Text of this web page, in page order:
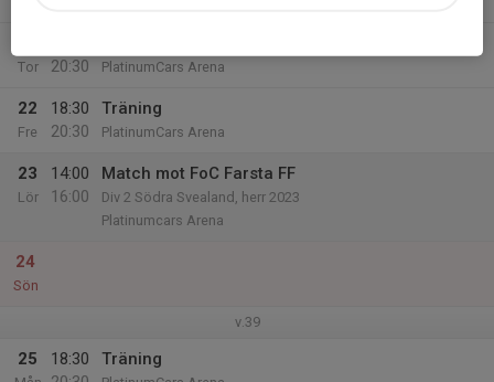
Tor
20:30
PlatinumCars Arena
22
Fre
18:30
20:30
Träning
PlatinumCars Arena
23
Lör
14:00
16:00
Match mot FoC Farsta FF
Div 2 Södra Svealand, herr 2023
Platinumcars Arena
24
Sön
v.39
25
18:30
Träning